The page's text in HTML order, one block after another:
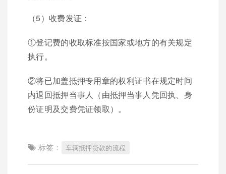
（5）收费发证：
①登记费的收取标准按国家或地方的有关规定
执行。
②将已加盖抵押专用章的权利证书在规定时间
内退回抵押当事人（由抵押当事人凭回执、身
份证明及交费凭证领取）。
标签： 车辆抵押贷款的流程